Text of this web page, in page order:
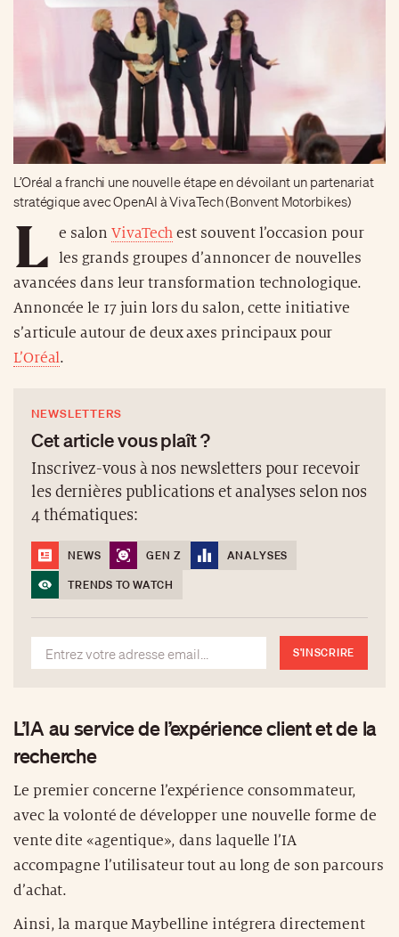
L’Oréal a franchi une nouvelle étape en dévoilant un partenariat
stratégique avec OpenAI à VivaTech (Bonvent Motorbikes)
L e salonVivaTech est souvent l’occasion pour
les grands groupes d’annoncer de nouvelles
avancées dans leur transformation technologique.
Annoncée le 17 juin lors du salon, cette initiative
s’articule autour de deux axes principaux pour
L’Oréal.
NEWSLETTERS
Cet article vous plaît ?
Inscrivez-vous à nos newsletters pour recevoir
les dernières publications et analyses selon nos
4 thématiques:
NEWS GEN Z
ANALYSES
TRENDS TO WATCH
S'INSCRIRE
L’IA au service de l’expérience client et de la
recherche
Le premier concerne l’expérience consommateur,
avec la volonté de développer une nouvelle forme de
vente dite «agentique», dans laquelle l’IA
accompagne l’utilisateur tout au long de son parcours
d’achat.
Ainsi, la marque Maybelline intégrera directement